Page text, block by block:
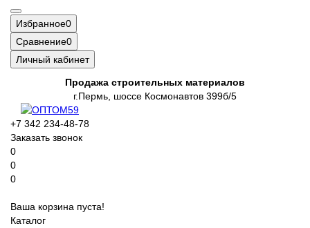
Избранное0
Сравнение0
Личный кабинет
Продажа строительных материалов
г.Пермь, шоссе Космонавтов 399б/5
+7 342 234-48-78
Заказать звонок
0
0
0
Ваша корзина пуста!
Каталог